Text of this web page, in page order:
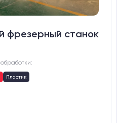
фрезерный станок
Пластик